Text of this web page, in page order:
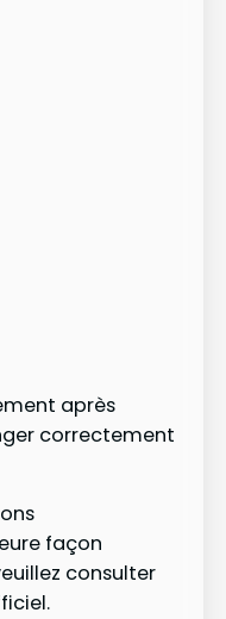
après
correctement
façon
consulter